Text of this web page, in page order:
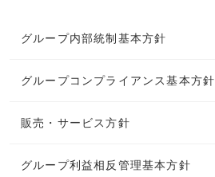
グループ内部統制基本方針
グループコンプライアンス基本方針
販売・サービス方針
グループ利益相反管理基本方針